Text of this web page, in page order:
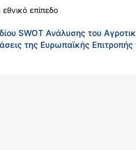
επίπεδο
SWOT Ανάλυσης του
της Ευρωπαϊκής Επιτροπής